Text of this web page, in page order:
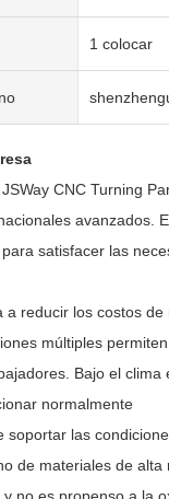
1 colocar
CNC Turning
avanzados.
satisfacer las
a reducir los costos
múltiples
Bajo el clima
normalmente
soportar las
de materiales de alta
no es propenso a la